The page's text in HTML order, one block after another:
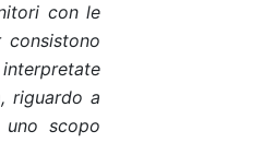
con le
riguardo a
uno scopo